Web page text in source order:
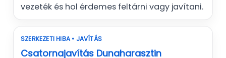
vezeték és hol érdemes feltárni vagy javítani.
SZERKEZETI HIBA • JAVÍTÁS
Csatornajavítás Dunaharasztin